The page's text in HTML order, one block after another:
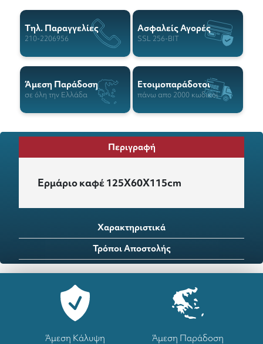
Tηλ. Παραγγελίες
210-2206956
Ασφαλείς Αγορές
SSL 256-BIT
Άμεση Παράδοση
σε όλη την Ελλάδα
Ετοιμοπαράδοτοι
πάνω απο 2000 κωδικοί
Περιγραφή
Ερμάριο καφέ 125Χ60Χ115cm
Χαρακτηριστικά
Τρόποι Αποστολής
Άμεση Κάλυψη
Άμεση Παράδοση